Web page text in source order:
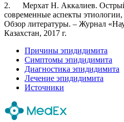
2. Мерхат Н. Аккалиев.
современные аспекты
Обзор литературы. – Журнал
Казахстан, 2017 г.
Причины эпидидимита
Симптомы эпидидимита
Диагностика эпидидимита
Лечение эпидидимита
Источники